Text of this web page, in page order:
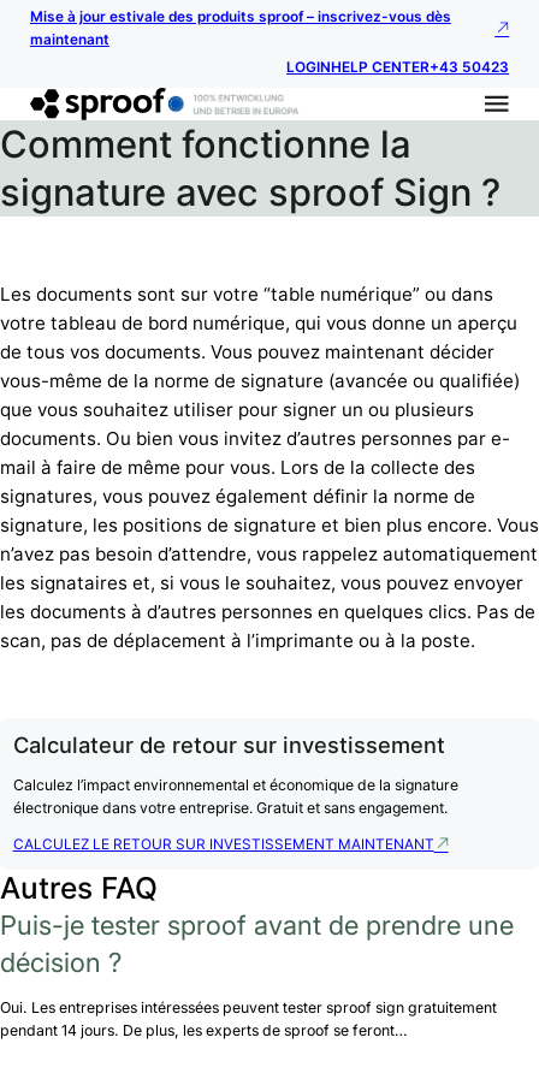
Mise à jour estivale des produits sproof – inscrivez-vous dès
maintenant
LOGINHELP CENTER+43 50423
Comment fonctionne la
signature avec sproof Sign ?
Les documents sont sur votre “table numérique” ou dans
votre tableau de bord numérique, qui vous donne un aperçu
de tous vos documents. Vous pouvez maintenant décider
vous-même de la norme de signature (avancée ou qualifiée)
que vous souhaitez utiliser pour signer un ou plusieurs
documents. Ou bien vous invitez d’autres personnes par e-
mail à faire de même pour vous. Lors de la collecte des
signatures, vous pouvez également définir la norme de
signature, les positions de signature et bien plus encore. Vous
n’avez pas besoin d’attendre, vous rappelez automatiquement
les signataires et, si vous le souhaitez, vous pouvez envoyer
les documents à d’autres personnes en quelques clics. Pas de
scan, pas de déplacement à l’imprimante ou à la poste.
Calculateur de retour sur investissement
Calculez l’impact environnemental et économique de la signature
électronique dans votre entreprise. Gratuit et sans engagement.
CALCULEZ LE RETOUR SUR INVESTISSEMENT MAINTENANT
Autres FAQ
Puis-je tester sproof avant de prendre une
décision ?
Oui. Les entreprises intéressées peuvent tester sproof sign gratuitement
pendant 14 jours. De plus, les experts de sproof se feront…